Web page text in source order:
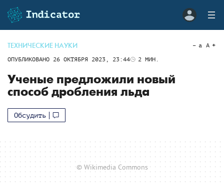
ТЕХНИЧЕСКИЕ НАУКИ
ОПУБЛИКОВАНО 26 ОКТЯБРЯ 2023, 23:44 2 МИН.
a A
Ученые предложили новый
способ дробления льда
Обсудить
© Wikimedia Commons